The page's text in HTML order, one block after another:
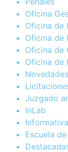
Oficina
Oficina de
Oficina de
Oficina de
Oficina de
Novedades
Juzgado
InLab
Escuela